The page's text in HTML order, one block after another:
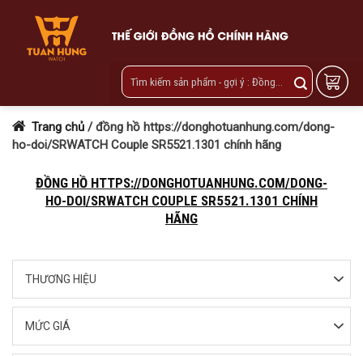
content
Trang chủ /đồng hồ https://donghotuanhung.com/dong-
ho-doi/SRWATCH Couple SR5521.1301 chính hãng
ĐỒNG HỒ HTTPS://DONGHOTUANHUNG.COM/DONG-
HO-DOI/SRWATCH COUPLE SR5521.1301 CHÍNH
HÃNG
THƯƠNG HIỆU
MỨC GIÁ